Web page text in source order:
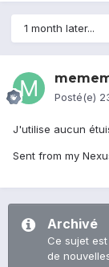
1 month later...
Posté(e)
J'utilise aucun
Sent from my
Archivé
Ce sujet
de